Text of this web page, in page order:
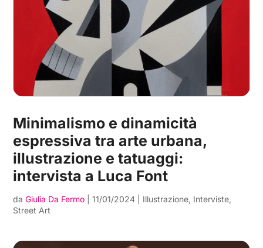
Minimalismo e dinamicità
espressiva tra arte urbana,
illustrazione e tatuaggi:
intervista a Luca Font
daGiulia Da Fermo |11/01/2024 Illustrazione, Interviste,
Street Art